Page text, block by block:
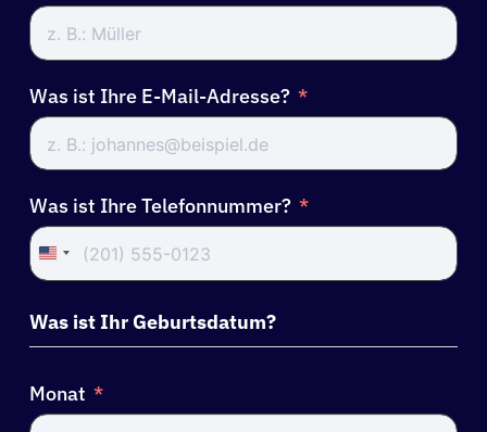
Was ist Ihre E-Mail-Adresse?
Was ist Ihre Telefonnummer?
United
States
+1
Was ist Ihr Geburtsdatum?
Monat